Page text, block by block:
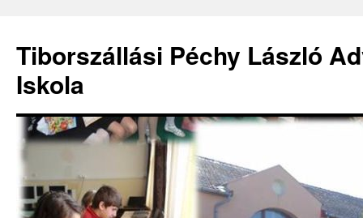
tartalomba
Tiborszállási Péchy László
Iskola